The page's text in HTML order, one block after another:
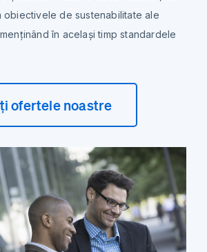
obiectivele de sustenabilitate ale
în același timp standardele
ofertele noastre